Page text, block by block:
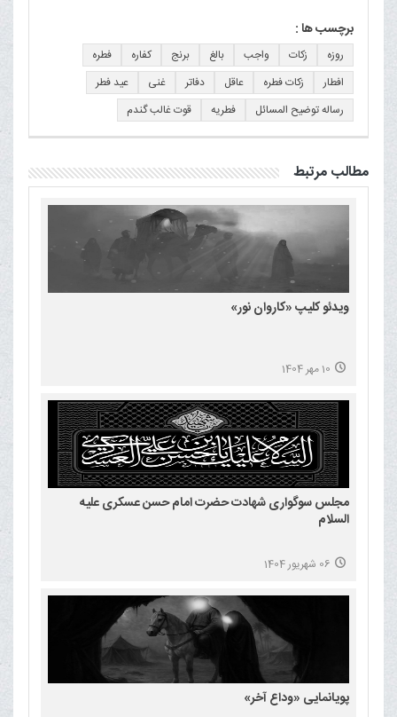
برچسب ها :
روزه زکات واجب بالغ برنج کفاره
فطره
افطار
زکات فطره عاقل دفاتر غنی
عید فطر
رساله توضیح المسائل
فطریه قوت غالب گندم
مطالب مرتبط
ویدئو کلیپ «کاروان نور»
10 مهر 1404
مجلس سوگواری شهادت حضرت امام حسن عسکری علیه
السلام
06 شهریور 1404
پویانمایی «وداع آخر»